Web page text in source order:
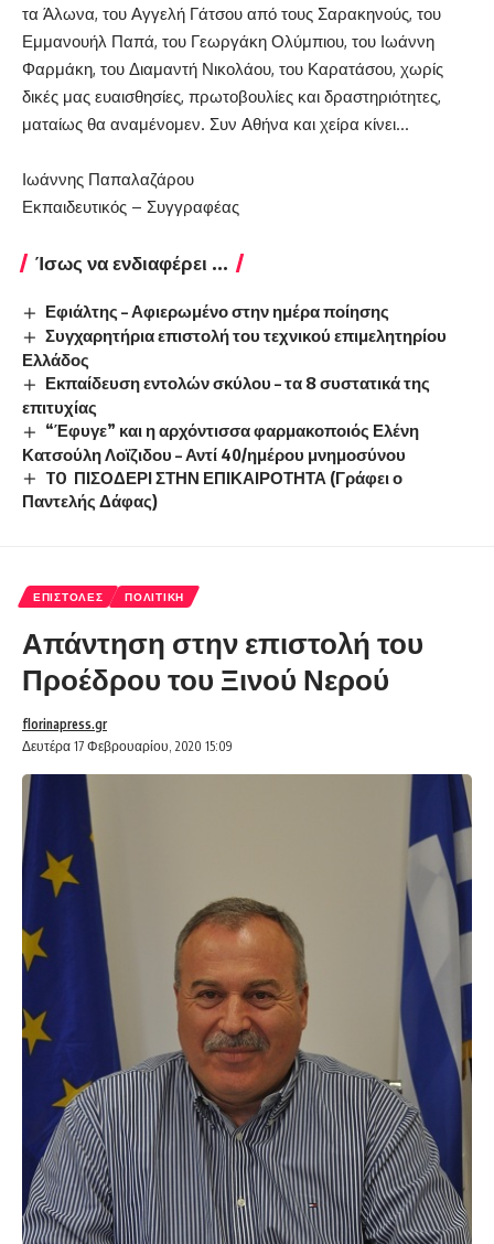
τα Άλωνα, του Αγγελή Γάτσου από τους Σαρακηνούς, του
Εμμανουήλ Παπά, του Γεωργάκη Ολύμπιου, του Ιωάννη
Φαρμάκη, του Διαμαντή Νικολάου, του Καρατάσου, χωρίς
δικές μας ευαισθησίες, πρωτοβουλίες και δραστηριότητες,
ματαίως θα αναμένομεν. Συν Αθήνα και χείρα κίνει…
Ιωάννης Παπαλαζάρου
Εκπαιδευτικός – Συγγραφέας
Ίσως να ενδιαφέρει ...
Εφιάλτης – Αφιερωμένο στην ημέρα ποίησης
Συγχαρητήρια επιστολή του τεχνικού επιμελητηρίου
Ελλάδος
Εκπαίδευση εντολών σκύλου – τα 8 συστατικά της
επιτυχίας
“Έφυγε” και η αρχόντισσα φαρμακοποιός Ελένη
Κατσούλη Λοϊζιδου – Αντί 40/ημέρου μνημοσύνου
TO ΠΙΣΟΔΕΡΙ ΣΤΗΝ ΕΠΙΚΑΙΡΟΤΗΤΑ (Γράφει ο
Παντελής Δάφας)
ΕΠΙΣΤΟΛΈΣ ΠΟΛΙΤΙΚΉ
Απάντηση στην επιστολή του
Προέδρου του Ξινού Νερού
Δευτέρα 17 Φεβρουαρίου, 2020 15:09
florinapress.gr